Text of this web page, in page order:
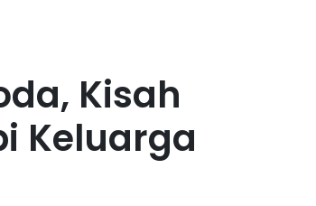
Kisah
Keluarga